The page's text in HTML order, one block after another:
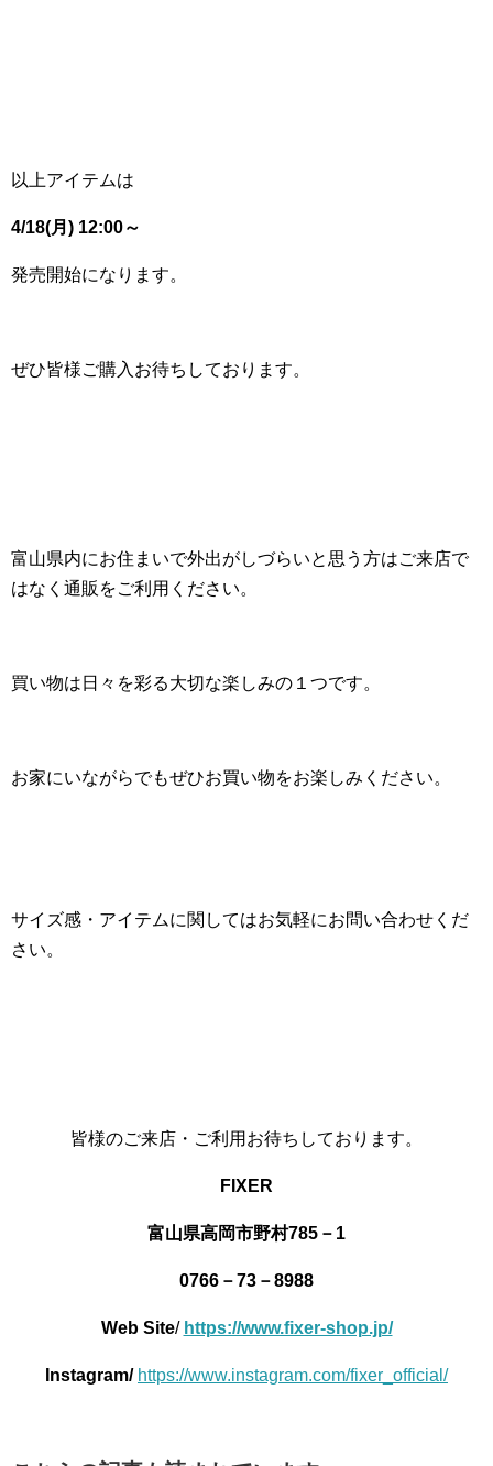
以上アイテムは
4/18(月) 12:00～
発売開始になります。
ぜひ皆様ご購入お待ちしております。
富山県内にお住まいで外出がしづらいと思う方はご来店で
はなく通販をご利用ください。
買い物は日々を彩る大切な楽しみの１つです。
お家にいながらでもぜひお買い物をお楽しみください。
サイズ感・アイテムに関してはお気軽にお問い合わせくだ
さい。
皆様のご来店・ご利用お待ちしております。
FIXER
富山県高岡市野村785－1
0766－73－8988
Web Site/ https://www.fixer-shop.jp/
Instagram/ https://www.instagram.com/fixer_official/